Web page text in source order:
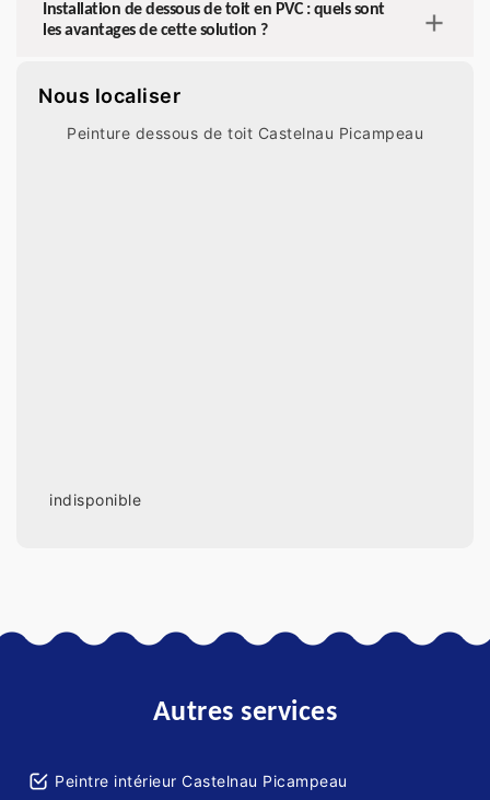
Installation de dessous de toit en PVC : quels sont
les avantages de cette solution ?
Nous localiser
Peinture dessous de toit Castelnau Picampeau
indisponible
Autres services
Peintre intérieur Castelnau Picampeau